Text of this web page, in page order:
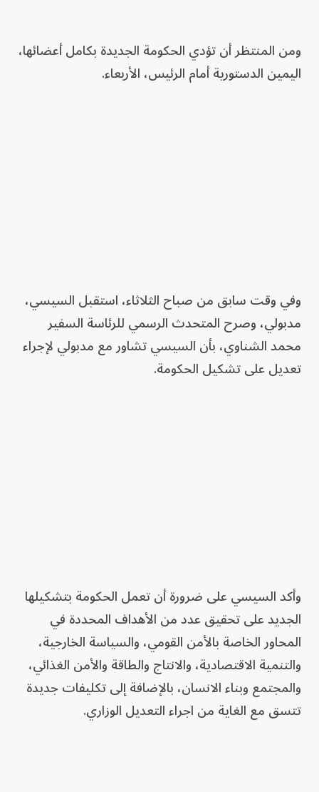
ومن المنتظر أن تؤدي الحكومة الجديدة بكامل أعضائها،
اليمين الدستورية أمام الرئيس، الأربعاء.
وفي وقت سابق من صباح الثلاثاء، استقبل السيسي،
مدبولي، وصرح المتحدث الرسمي للرئاسة السفير
محمد الشناوي، بأن السيسي تشاور مع مدبولي لإجراء
تعديل على تشكيل الحكومة.
وأكد السيسي على ضرورة أن تعمل الحكومة بتشكيلها
الجديد على تحقيق عدد من الأهداف المحددة في
المحاور الخاصة بالأمن القومي، والسياسة الخارجية،
والتنمية الاقتصادية، والانتاج والطاقة والأمن الغذائي،
والمجتمع وبناء الانسان، بالإضافة إلى تكليفات جديدة
تتسق مع الغاية من اجراء التعديل الوزاري.